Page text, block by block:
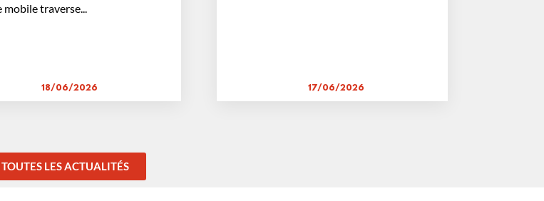
TOUTES LES ACTUALITÉS